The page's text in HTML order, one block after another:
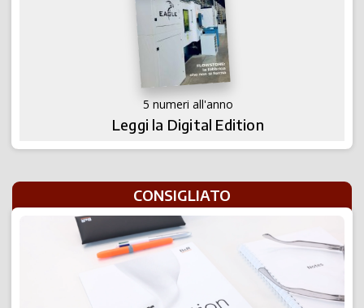
5 numeri all'anno
Leggi la Digital Edition
CONSIGLIATO